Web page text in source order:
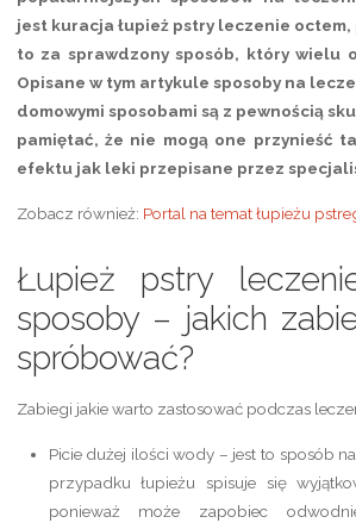
jest kuracja łupież pstry leczenie octem,
to za sprawdzony sposób, który wielu
Opisane w tym artykule sposoby na
domowymi sposobami są z pewnością
pamiętać, że nie mogą one przynieść
efektu jak leki przepisane przez
Zobacz również: Portal na temat łupieżu
Łupież pstry
sposoby – jakich
spróbować?
Zabiegi jakie warto zastosować podczas
Picie dużej ilości wody – jest to sposób
przypadku łupieżu spisuje się
ponieważ może zapobiec